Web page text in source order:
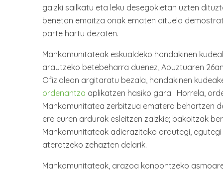
gaizki sailkatu eta leku desegokietan uzten
benetan emaitza onak ematen dituela
parte hartu dezaten.
Mankomunitateak eskualdeko hondakinen
arautzeko betebeharra duenez, Abuztuaren
Ofizialean argitaratu bezala, hondakinen
ordenantza aplikatzen hasiko gara. Horrela,
Mankomunitatea zerbitzua ematera behartzen
ere euren ardurak esleitzen zaizkie; bakoitzak
Mankomunitateak adierazitako ordutegi,
ateratzeko zehazten delarik.
Mankomunitateak, arazoa konpontzeko